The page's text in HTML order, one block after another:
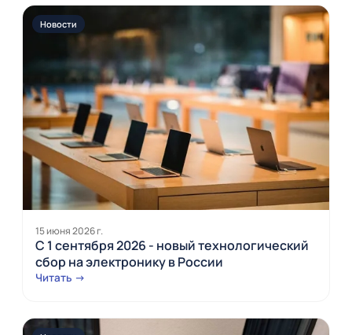
Новости
15 июня 2026 г.
С 1 сентября 2026 - новый технологический
сбор на электронику в России
Читать →